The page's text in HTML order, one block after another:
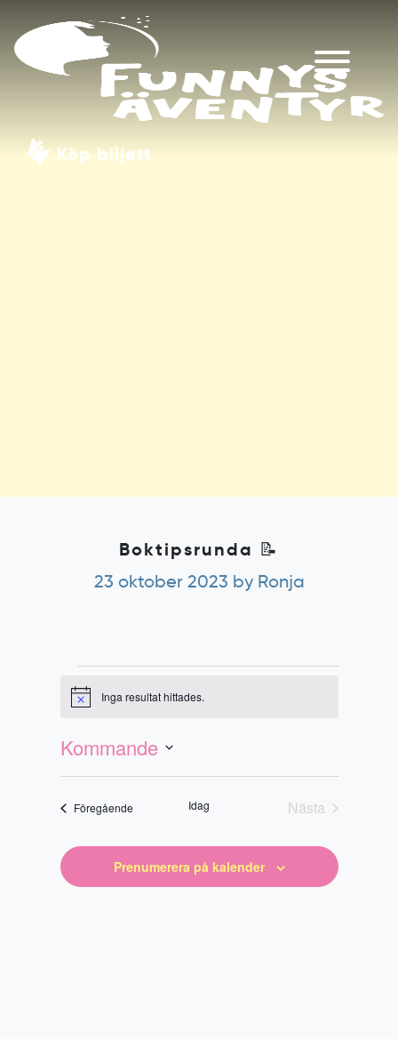
Köp biljett
Boktipsrunda 📝
23 oktober 2023 by Ronja
Evenemang
Notis Inga resultat hittades.
Vy-
navigering
Evenemang
vynavigering
Kommande
Välj
FöregåendeEvenemangIdag
Nästa
Prenumerera på kalender